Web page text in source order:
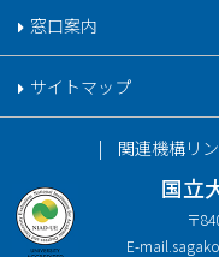
窓口案内
サイトマップ
国立
〒
E-mail.
関連機構リ